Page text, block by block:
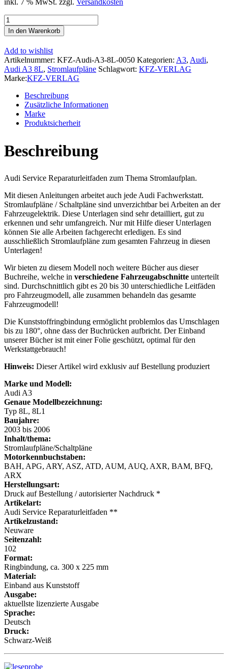
inkl. 7 % MwSt. zzgl. Versandkosten
Audi
A3
Typ
8L
2003-
2006
Schaltplan
Stromlaufplan
Verkabelung
Elektrik
Menge
In den Warenkorb
Add to wishlist
Artikelnummer: KFZ-Audi-A3-8L-0050 Kategorien: A3, Audi,
Audi A3 8L, Stromlaufpläne Schlagwort: KFZ-VERLAG
Marke:KFZ-VERLAG
Beschreibung
Zusätzliche Informationen
Marke
Produktsicherheit
Beschreibung
Audi Service Reparaturleitfaden zum Thema Stromlaufplan.
Mit diesen Anleitungen arbeitet auch jede Audi Fachwerkstatt.
Stromlaufpläne / Schaltpläne sind unverzichtbar bei Arbeiten an der
Fahrzeugelektrik. Diese Unterlagen sind sehr detailliert, gut zu
erkennen und sehr umfangreich. Nur mit Hilfe dieser Unterlagen
können Sie alle Arbeiten fachgerecht erledigen. Es sind
ausschließlich Stromlaufpläne zum gesamten Fahrzeug in diesen
Unterlagen!
Wir bieten zu diesem Modell noch weitere Bücher aus dieser
Buchreihe, welche in verschiedene Fahrzeugabschnitte unterteilt
sind. Durchschnittlich gibt es 20 bis 30 unterschiedliche Leitfäden
pro Fahrzeugmodell, alle zusammen behandeln das gesamte
Fahrzeugmodell!
Die Kunststoffringbindung ermöglicht problemlos das Umschlagen
bis zu 180°, ohne dass der Buchrücken aufbricht. Der Einband
unserer Bücher ist mit einer Folie geschützt, optimal für den
Werkstattgebrauch!
Hinweis: Dieser Artikel wird exklusiv auf Bestellung produziert
Marke und Modell:
Audi A3
Genaue Modellbezeichnung:
Typ 8L, 8L1
Baujahre:
2003 bis 2006
Inhalt/thema:
Stromlaufpläne/Schaltpläne
Motorkennbuchstaben:
BAH, APG, ARY, ASZ, ATD, AUM, AUQ, AXR, BAM, BFQ,
ARX
Herstellungsart:
Druck auf Bestellung / autorisierter Nachdruck *
Artikelart:
Audi Service Reparaturleitfaden **
Artikelzustand:
Neuware
Seitenzahl:
102
Format:
Ringbindung, ca. 300 x 225 mm
Material:
Einband aus Kunststoff
Ausgabe:
aktuellste lizenzierte Ausgabe
Sprache:
Deutsch
Druck:
Schwarz-Weiß